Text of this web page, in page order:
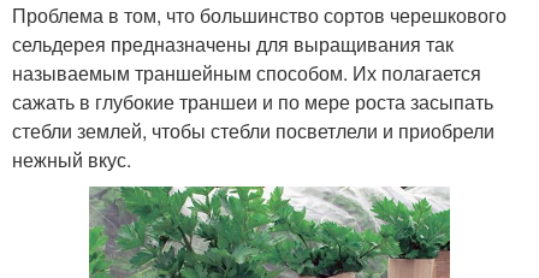
Проблема в том, что большинство сортов черешкового
сельдерея предназначены для выращивания так
называемым траншейным способом. Их полагается
сажать в глубокие траншеи и по мере роста засыпать
стебли землей, чтобы стебли посветлели и приобрели
нежный вкус.